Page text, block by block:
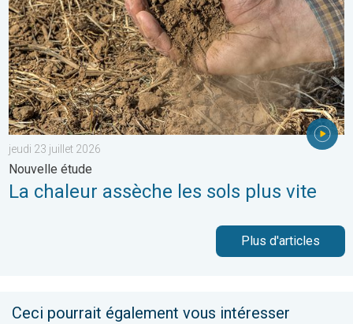
jeudi 23 juillet 2026
Nouvelle étude
La chaleur assèche les sols plus vite
Plus d'articles
Ceci pourrait également vous intéresser